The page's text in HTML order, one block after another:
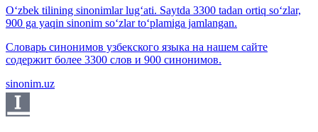
O‘zbek tilining sinonimlar lug‘ati. Saytda 3300 tadan ortiq so‘zlar,
900 ga yaqin sinonim so‘zlar to‘plamiga jamlangan.
Словарь синонимов узбекского языка на нашем сайте
содержит более 3300 слов и 900 синонимов.
sinonim.uz